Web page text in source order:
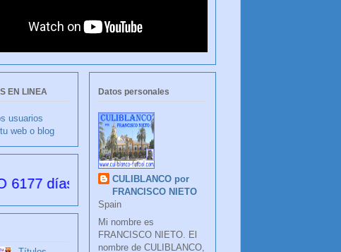
EN LINEA
usuarios
web o blog
desde su creación
Datos personales
CULIBLANCO por
FRANCISCO NIETO
Spain
Mi nombre es
FRANCISCO NIETO. El
nombre de CULIBLANCO,